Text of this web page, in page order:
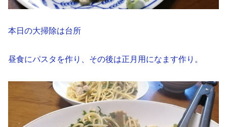
本日の大掃除は台所
昼食にパスタを作り、その後は正月用になます作り。